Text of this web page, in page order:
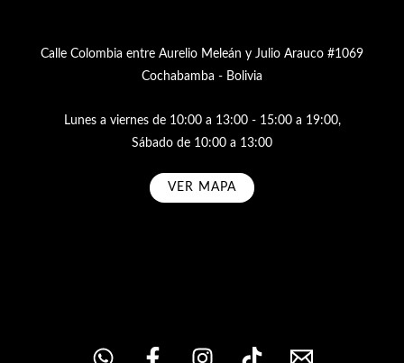
Calle Colombia entre Aurelio Meleán y Julio Arauco #1069
Cochabamba - Bolivia
Lunes a viernes de 10:00 a 13:00 - 15:00 a 19:00,
Sábado de 10:00 a 13:00
VER MAPA